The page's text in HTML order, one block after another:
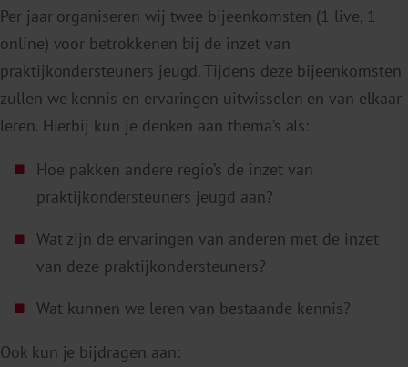
Per jaar organiseren wij twee bijeenkomsten (1 live, 1
online) voor betrokkenen bij de inzet van
praktijkondersteuners jeugd. Tijdens deze bijeenkomsten
zullen we kennis en ervaringen uitwisselen en van elkaar
leren. Hierbij kun je denken aan thema’s als:
Hoe pakken andere regio’s de inzet van
praktijkondersteuners jeugd aan?
Wat zijn de ervaringen van anderen met de inzet
van deze praktijkondersteuners?
Wat kunnen we leren van bestaande kennis?
Ook kun je bijdragen aan: